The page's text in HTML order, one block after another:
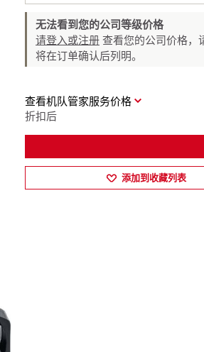
无法看到您的公司等级价格
请登入或注册 查看您的公司价格，
将在订单确认后列明。
查看机队管家服务价格
折扣后
添加到收藏列表